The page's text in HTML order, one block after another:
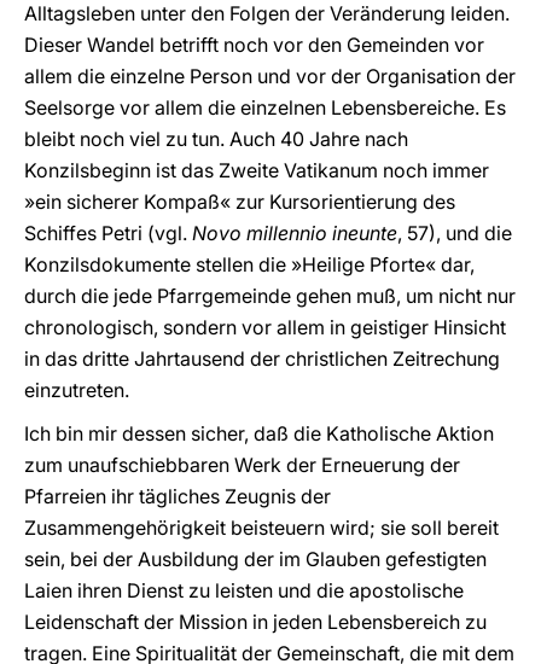
Alltagsleben unter den Folgen der Veränderung leiden.
Dieser Wandel betrifft noch vor den Gemeinden vor
allem die einzelne Person und vor der Organisation der
Seelsorge vor allem die einzelnen Lebensbereiche. Es
bleibt noch viel zu tun. Auch 40 Jahre nach
Konzilsbeginn ist das Zweite Vatikanum noch immer
»ein sicherer Kompaß« zur Kursorientierung des
Schiffes Petri (vgl. Novo millennio ineunte, 57), und die
Konzilsdokumente stellen die »Heilige Pforte« dar,
durch die jede Pfarrgemeinde gehen muß, um nicht nur
chronologisch, sondern vor allem in geistiger Hinsicht
in das dritte Jahrtausend der christlichen Zeitrechung
einzutreten.
Ich bin mir dessen sicher, daß die Katholische Aktion
zum unaufschiebbaren Werk der Erneuerung der
Pfarreien ihr tägliches Zeugnis der
Zusammengehörigkeit beisteuern wird; sie soll bereit
sein, bei der Ausbildung der im Glauben gefestigten
Laien ihren Dienst zu leisten und die apostolische
Leidenschaft der Mission in jeden Lebensbereich zu
tragen. Eine Spiritualität der Gemeinschaft, die mit dem